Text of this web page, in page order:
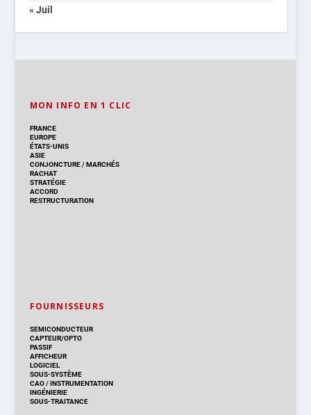
« Juil
MON INFO EN 1 CLIC
FRANCE
EUROPE
ÉTATS-UNIS
ASIE
CONJONCTURE/MARCHÉS
RACHAT
STRATÉGIE
ACCORD
RESTRUCTURATION
FOURNISSEURS
SEMICONDUCTEUR
CAPTEUR/OPTO
PASSIF
AFFICHEUR
LOGICIEL
SOUS-SYSTÈME
CAO/INSTRUMENTATION
INGÉNIERIE
SOUS-TRAITANCE